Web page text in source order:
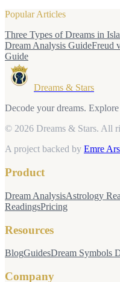
Popular Articles
Three Types of Dreams in
Dream Analysis GuideFreud
Guide
Dreams & Stars
Decode your dreams.
© 2026 Dreams & Stars. All
A project backed by Emre
Product
Dream AnalysisAstrology
ReadingsPricing
Resources
BlogGuidesDream Symbols
Company